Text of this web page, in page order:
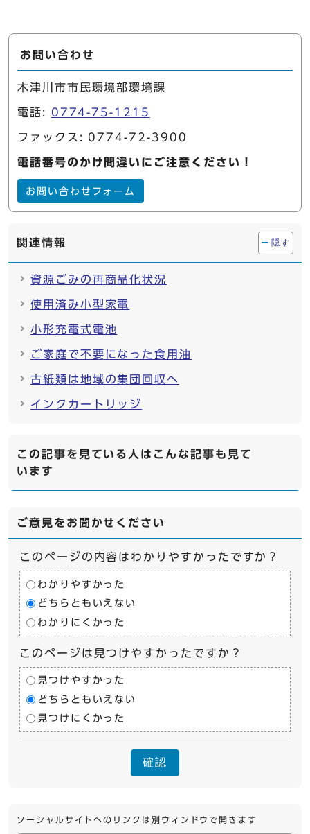
お問い合わせ
木津川市市民環境部環境課
電話: 0774-75-1215
ファックス: 0774-72-3900
電話番号のかけ間違いにご注意ください！
お問い合わせフォーム
関連情報 隠す
資源ごみの再商品化状況
使用済み小型家電
小形充電式電池
ご家庭で不要になった食用油
古紙類は地域の集団回収へ
インクカートリッジ
この記事を見ている人はこんな記事も見て
います
ご意見をお聞かせください
このページの内容はわかりやすかったですか？
わかりやすかった
どちらともいえない
わかりにくかった
このページは見つけやすかったですか？
見つけやすかった
どちらともいえない
見つけにくかった
確認
ソーシャルサイトへのリンクは別ウィンドウで開きます